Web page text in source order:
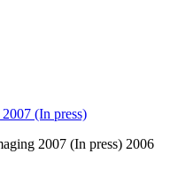
(In press)
2007 (In press) 2006